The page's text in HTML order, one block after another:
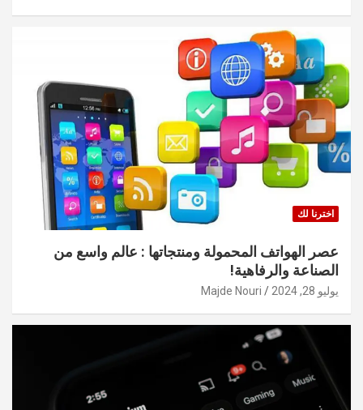
اخترنا لك
عصر الهواتف المحمولة ومنتجاتها : عالم واسع من
الصناعة والرفاهية!
يوليو 28, 2024 Majde Nouri